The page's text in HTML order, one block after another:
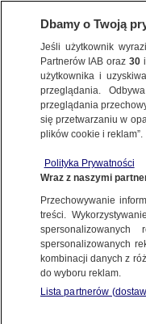
POLSKA
"Takie
celów"
29.02.2024, 20:27
Udostępnij
Dbamy o Twoją
Jeśli użytkownik
Partnerów IAB oraz30
użytkownika i
przeglądania.
przeglądania
się przetwarzaniu w
plików cookie i reklam”.
Polityka Prywatności
Wraz z naszymi
Przechowywanie
treści.
spersonalizowanych
kombinacji danych z
do wyboru reklam.
Lista partnerów